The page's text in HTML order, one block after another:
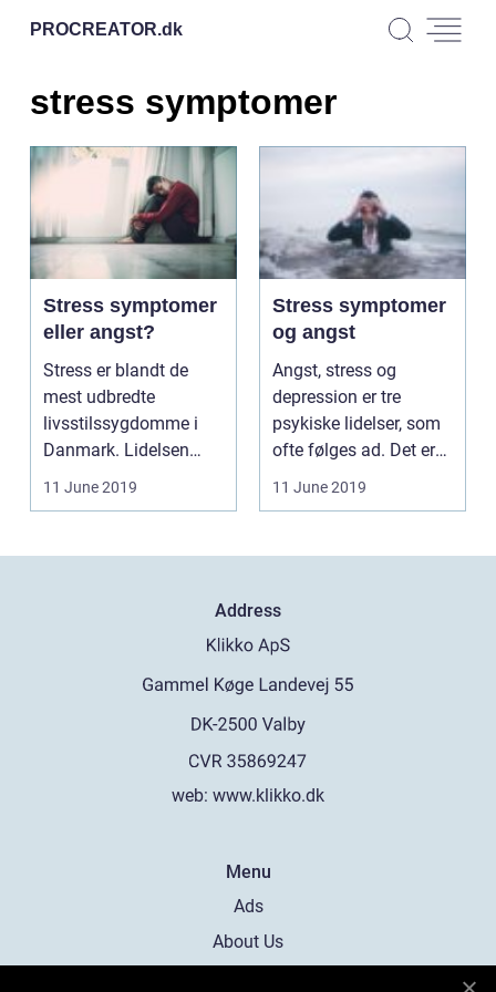
PROCREATOR.dk
stress symptomer
Stress symptomer
eller angst?
Stress er blandt de
mest udbredte
livsstilssygdomme i
Danmark. Lidelsen
stress udarter sig
11 June 2019
Stress symptomer
og angst
Angst, stress og
depression er tre
psykiske lidelser, som
ofte følges ad. Det er
samtidig de ...
11 June 2019
Address
web: www.klikko.dk
Menu
Ads
About Us